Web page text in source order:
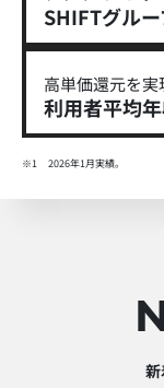
SHIFTグル
高単価還元を実
利用者平均
※1 2026年1月実績。